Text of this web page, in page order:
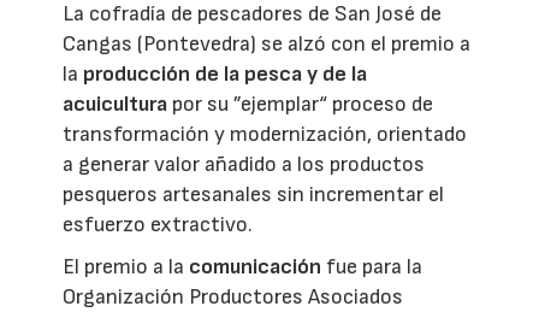
La cofradía de pescadores de San José de
Cangas (Pontevedra) se alzó con el premio a
la producción de la pesca y de la
acuicultura por su ”ejemplar“ proceso de
transformación y modernización, orientado
a generar valor añadido a los productos
pesqueros artesanales sin incrementar el
esfuerzo extractivo.
El premio a la comunicación fue para la
Organización Productores Asociados